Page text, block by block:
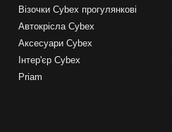
Візочки Cybex прогулянкові
Автокрісла Cybex
Аксесуари Cybex
Інтер'єр Cybex
Priam